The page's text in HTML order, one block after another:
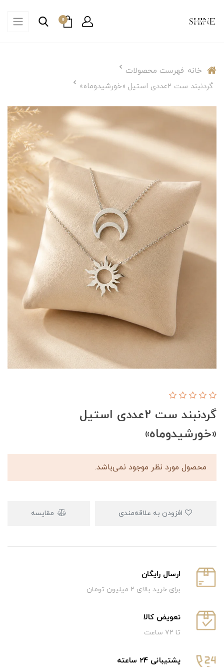
0
خانه فهرست محصولات
گردنبند ست ۲عددی استیل «خورشیدوماه»
گردنبند ست ۲عددی استیل
«خورشیدوماه»
محصول مورد نظر موجود نمی‌باشد.
مقایسه
ارسال رایگان
برای خرید بالای ۲ میلیون تومان
تعویض کالا
تا ۷۲ ساعت
پشتیبانی 24 ساعته